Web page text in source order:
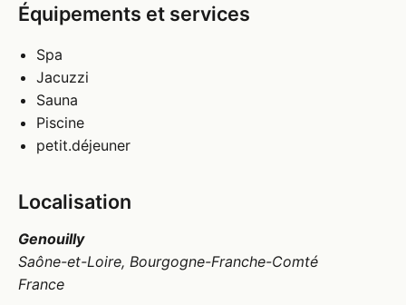
Équipements et services
Spa
Jacuzzi
Sauna
Piscine
petit.déjeuner
Localisation
Genouilly
Saône-et-Loire, Bourgogne-Franche-Comté
France